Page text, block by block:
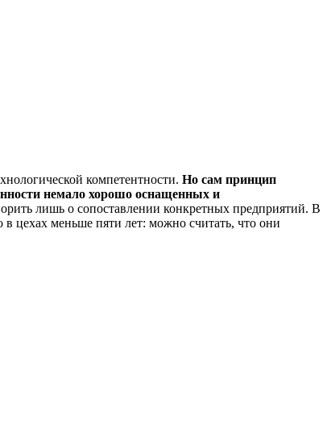
компетентности. Но сам принцип
немало хорошо оснащенных и
лишь о сопоставлении конкретных предприятий. В
цехах меньше пяти лет: можно считать, что они